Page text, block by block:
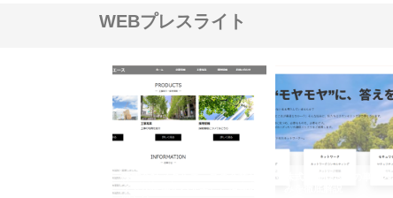
WEBプレスライト
株式会社山形道路が手